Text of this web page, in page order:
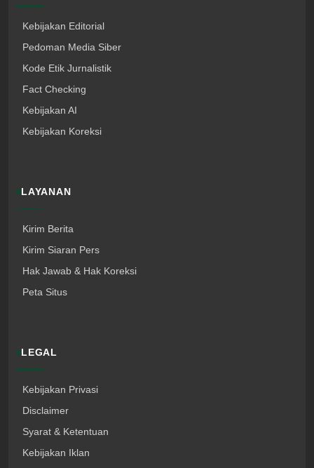
Kebijakan Editorial
Pedoman Media Siber
Kode Etik Jurnalistik
Fact Checking
Kebijakan AI
Kebijakan Koreksi
LAYANAN
Kirim Berita
Kirim Siaran Pers
Hak Jawab & Hak Koreksi
Peta Situs
LEGAL
Kebijakan Privasi
Disclaimer
Syarat & Ketentuan
Kebijakan Iklan